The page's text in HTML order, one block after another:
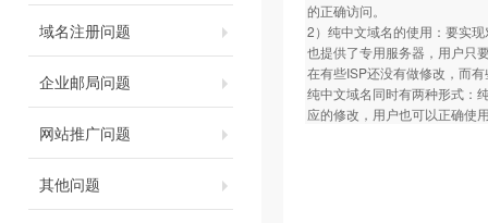
域名注册问题
企业邮局问题
网站推广问题
其他问题
的正确访问。
2）纯中文域名的使用：要实
也提供了专用服务器，用户只
在有些ISP还没有做修改，而
纯中文域名同时有两种形式：
应的修改，用户也可以正确使